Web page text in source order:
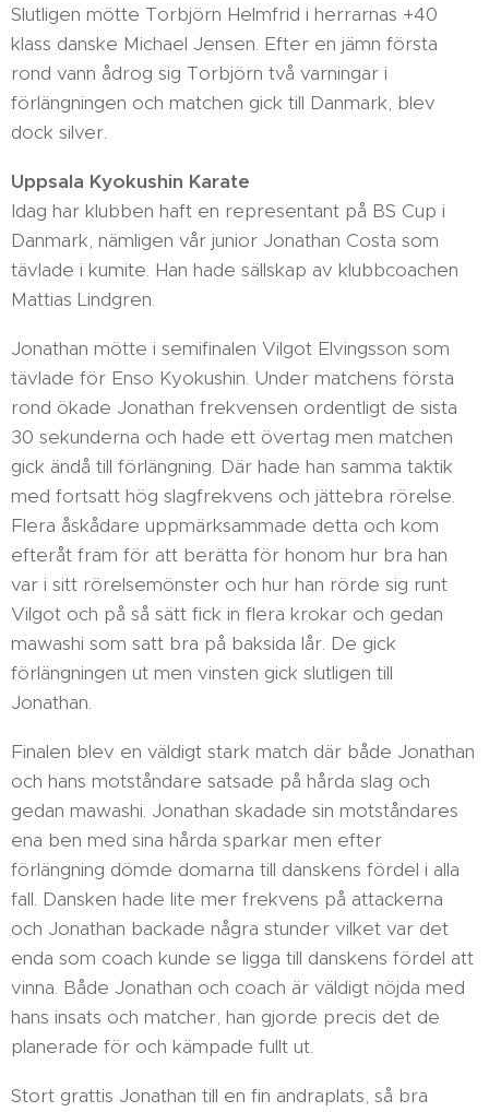
Slutligen mötte Torbjörn Helmfrid i herrarnas +40
klass danske Michael Jensen. Efter en jämn första
rond vann ådrog sig Torbjörn två varningar i
förlängningen och matchen gick till Danmark, blev
dock silver.
Uppsala Kyokushin Karate
Idag har klubben haft en representant på BS Cup i
Danmark, nämligen vår junior Jonathan Costa som
tävlade i kumite. Han hade sällskap av klubbcoachen
Mattias Lindgren.
Jonathan mötte i semifinalen Vilgot Elvingsson som
tävlade för Enso Kyokushin. Under matchens första
rond ökade Jonathan frekvensen ordentligt de sista
30 sekunderna och hade ett övertag men matchen
gick ändå till förlängning. Där hade han samma taktik
med fortsatt hög slagfrekvens och jättebra rörelse.
Flera åskådare uppmärksammade detta och kom
efteråt fram för att berätta för honom hur bra han
var i sitt rörelsemönster och hur han rörde sig runt
Vilgot och på så sätt fick in flera krokar och gedan
mawashi som satt bra på baksida lår. De gick
förlängningen ut men vinsten gick slutligen till
Jonathan.
Finalen blev en väldigt stark match där både Jonathan
och hans motståndare satsade på hårda slag och
gedan mawashi. Jonathan skadade sin motståndares
ena ben med sina hårda sparkar men efter
förlängning dömde domarna till danskens fördel i alla
fall. Dansken hade lite mer frekvens på attackerna
och Jonathan backade några stunder vilket var det
enda som coach kunde se ligga till danskens fördel att
vinna. Både Jonathan och coach är väldigt nöjda med
hans insats och matcher, han gjorde precis det de
planerade för och kämpade fullt ut.
Stort grattis Jonathan till en fin andraplats, så bra